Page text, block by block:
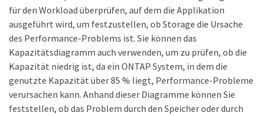
für den Workload überprüfen, auf dem die Applikation
ausgeführt wird, um festzustellen, ob Storage die Ursache
des Performance-Problems ist. Sie können das
Kapazitätsdiagramm auch verwenden, um zu prüfen, ob die
Kapazität niedrig ist, da ein ONTAP System, in dem die
genutzte Kapazität über 85 % liegt, Performance-Probleme
verursachen kann. Anhand dieser Diagramme können Sie
feststellen, ob das Problem durch den Speicher oder durch